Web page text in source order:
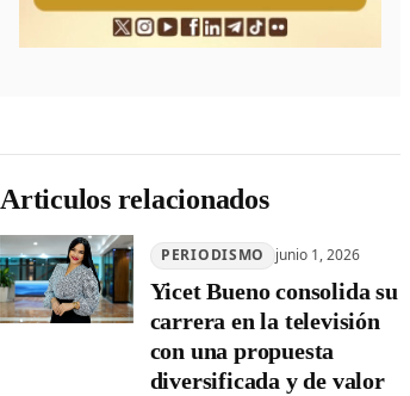
Articulos relacionados
PERIODISMO junio 1, 2026
Yicet Bueno consolida su
carrera en la televisión
con una propuesta
diversificada y de valor